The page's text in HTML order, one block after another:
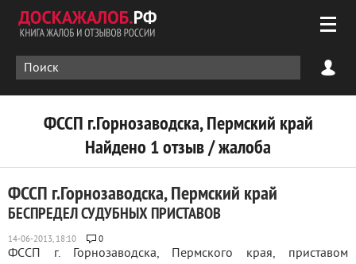
ФССП г.Горнозаводска, Пермский край
Найдено 1 отзыв / жалоба
ФССП г.Горнозаводска, Пермский край
БЕСПРЕДЕЛ СУДУБНЫХ ПРИСТАВОВ
0
ФССП г. Горнозаводска, Пермского края, приставом